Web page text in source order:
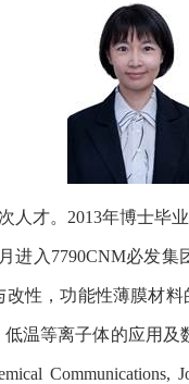
人才。 2013年博士毕
月进入7790CNM必发
性，功能性薄膜材
温等离子体的应用及
Communications,